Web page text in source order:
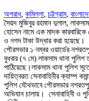
অপরাধ, কুমিল্লা, চট্টগ্রাম,
সৈয়দ মুজিবুর রহমান দুলাল,
হোসেন নামে এক মাদক
ও নগদ টাকা উদ্ধার করা
পৌরসভার ১ নম্বর ওয়ার্ডের
বুধবার (৭ মে) লাকসাম থানা
পাঠিয়েছে।লাকসাম থানা পুলিশ
দায়িত্বরত সেনাবাহিনীর ক্যাম্প
পুলিশ যৌথভাবে পৌরসভার
অভিযান চালায়। সেনাবাহিনী ও